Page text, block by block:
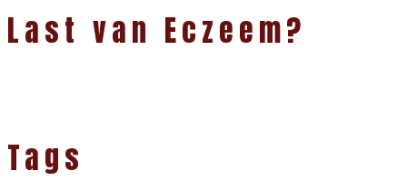
Last van Eczeem?
Tags